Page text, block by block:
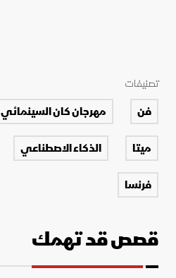
تصنيفات
فن مهرجان كان السينمائي
ميتا
الذكاء الاصطناعي
فرنسا
قصص قد تهمك